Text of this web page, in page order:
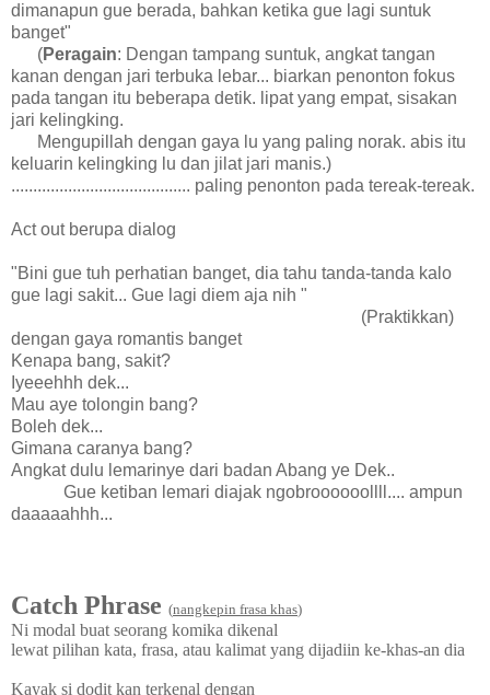
dimanapun gue berada, bahkan ketika gue lagi suntuk
banget"
(Peragain: Dengan tampang suntuk, angkat tangan
kanan dengan jari terbuka lebar... biarkan penonton fokus
pada tangan itu beberapa detik. lipat yang empat, sisakan
jari kelingking.
Mengupillah dengan gaya lu yang paling norak. abis itu
keluarin kelingking lu dan jilat jari manis.)
......................................... paling penonton pada tereak-tereak.
Act out berupa dialog
"Bini gue tuh perhatian banget, dia tahu tanda-tanda kalo
gue lagi sakit... Gue lagi diem aja nih "
(Praktikkan)
dengan gaya romantis banget
Kenapa bang, sakit?
Iyeeehhh dek...
Mau aye tolongin bang?
Boleh dek...
Gimana caranya bang?
Angkat dulu lemarinye dari badan Abang ye Dek..
Gue ketiban lemari diajak ngobroooooollll.... ampun
daaaaahhh...
Catch Phrase (nangkepin frasa khas)
Ni modal buat seorang komika dikenal
lewat pilihan kata, frasa, atau kalimat yang dijadiin ke-khas-an dia
Kayak si dodit kan terkenal dengan